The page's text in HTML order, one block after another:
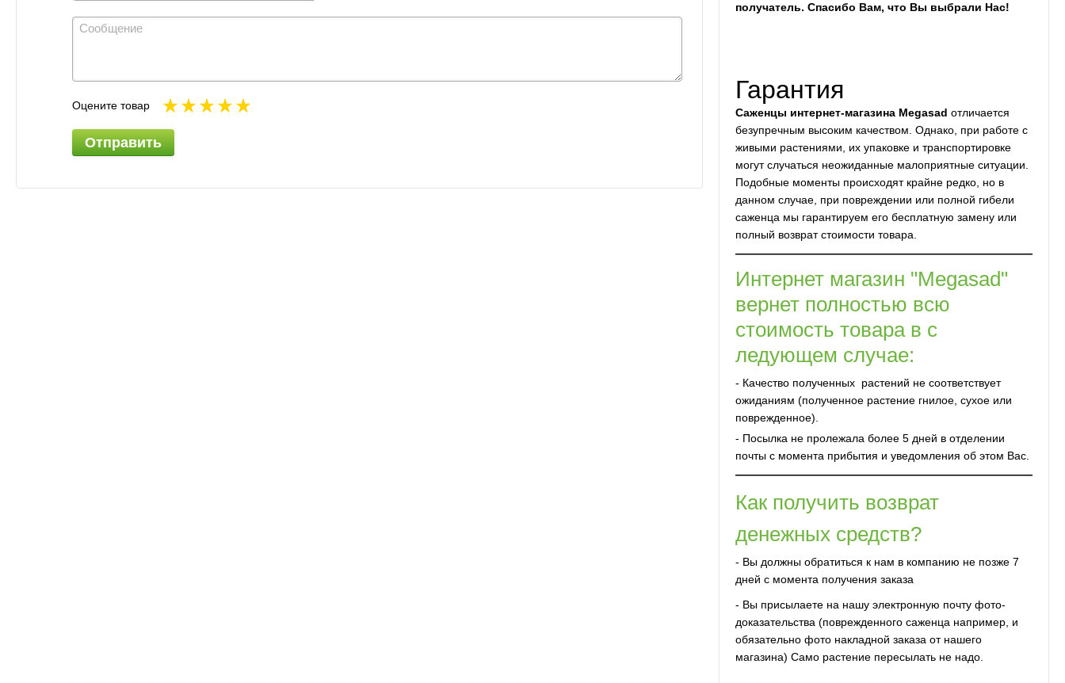
Оцените товар
Отправить
получатель. Спасибо Вам, что Вы выбрали Нас!
Гарантия
Саженцы интернет-магазина Megasad отличается
безупречным высоким качеством. Однако, при работе с
живыми растениями, их упаковке и транспортировке
могут случаться неожиданные малоприятные ситуации.
Подобные моменты происходят крайне редко, но в
данном случае, при повреждении или полной гибели
саженца мы гарантируем его бесплатную замену или
полный возврат стоимости товара.
Интернет магазин "Megasad"
вернет полностью всю
стоимость товара в с
ледующем случае:
- Качество полученных растений не соответствует
ожиданиям (полученное растение гнилое, сухое или
поврежденное).
- Посылка не пролежала более 5 дней в отделении
почты с момента прибытия и уведомления об этом Вас.
Как получить возврат
денежных средств?
- Вы должны обратиться к нам в компанию не позже 7
дней с момента получения заказа
- Вы присылаете на нашу электронную почту фото-
доказательства (поврежденного саженца например, и
обязательно фото накладной заказа от нашего
магазина) Само растение пересылать не надо.